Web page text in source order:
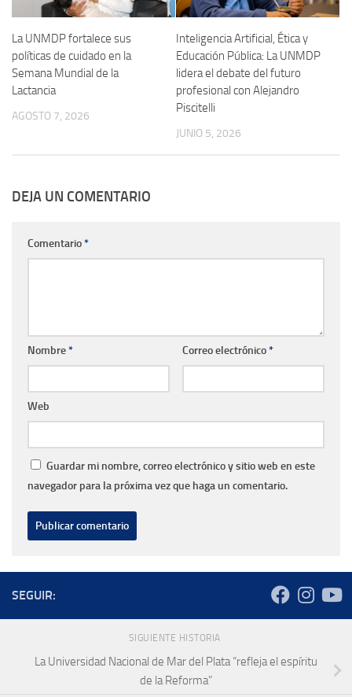
La UNMDP fortalece sus
políticas de cuidado en la
Semana Mundial de la
Lactancia
AGOSTO 7, 2026
Inteligencia Artificial, Ética y
Educación Pública: La UNMDP
lidera el debate del futuro
profesional con Alejandro
Piscitelli
JUNIO 5, 2026
DEJA UN COMENTARIO
Comentario*
Nombre* Correo electrónico*
Web
Guardar mi nombre, correo electrónico y sitio web en este
navegador para la próxima vez que haga un comentario.
SEGUIR:
SIGUIENTE HISTORIA
La Universidad Nacional de Mar del Plata “refleja el espíritu
de la Reforma”